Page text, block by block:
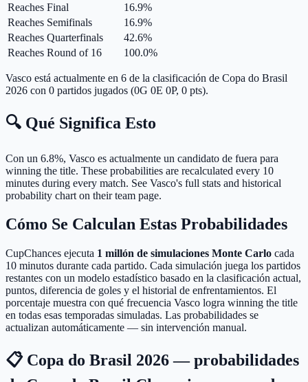
Reaches Final
16.9%
Reaches Semifinals
16.9%
Reaches Quarterfinals
42.6%
Reaches Round of 16
100.0%
Vasco está actualmente en 6 de la clasificación de Copa do Brasil
2026 con 0 partidos jugados (0G 0E 0P, 0 pts).
🔍 Qué Significa Esto
Con un 6.8%, Vasco es actualmente un candidato de fuera para
winning the title. These probabilities are recalculated every 10
minutes during every match. See Vasco's full stats and historical
probability chart on their team page.
Cómo Se Calculan Estas Probabilidades
CupChances ejecuta 1 millón de simulaciones Monte Carlo cada
10 minutos durante cada partido. Cada simulación juega los partidos
restantes con un modelo estadístico basado en la clasificación actual,
puntos, diferencia de goles y el historial de enfrentamientos. El
porcentaje muestra con qué frecuencia Vasco logra winning the title
en todas esas temporadas simuladas. Las probabilidades se
actualizan automáticamente — sin intervención manual.
📋 Copa do Brasil 2026 — probabilidades